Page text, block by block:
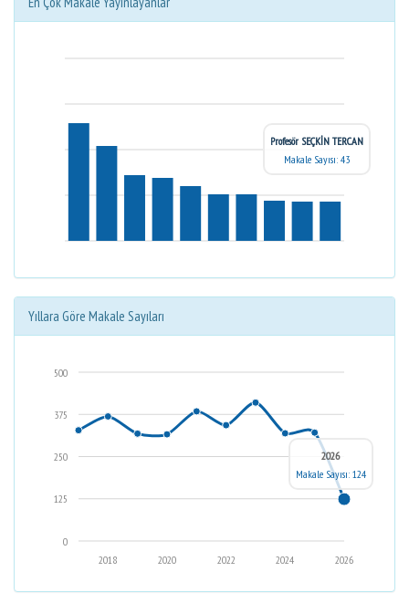
Profesör SEÇKİN TERCAN
Makale Sayısı: 43
Yıllara Göre Makale Sayıları
0
125
250
375
500
2026
2024
2022
2020
2018
2026
Makale Sayısı: 124